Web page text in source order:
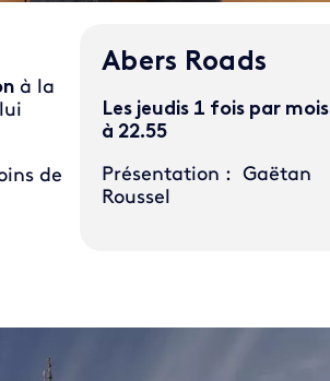
à la
de
Abers Roads
Les jeudis 1 fois par mois
à 22.55
Présentation : Gaëtan
Roussel